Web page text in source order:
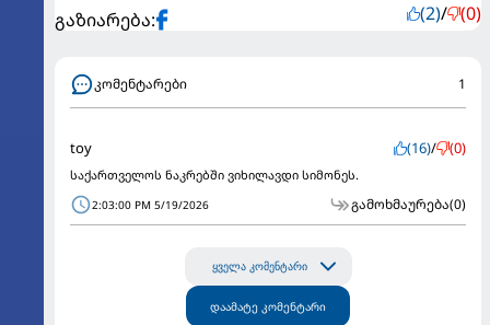
გაზიარება: (2)/ (0)
კომენტარები 1
toy (16)/ (0)
საქართველოს ნაკრებში ვიხილავდი სიმონეს.
2:03:00 PM 5/19/2026 გამოხმაურება(0)
ყველა კომენტარი
დაამატე კომენტარი